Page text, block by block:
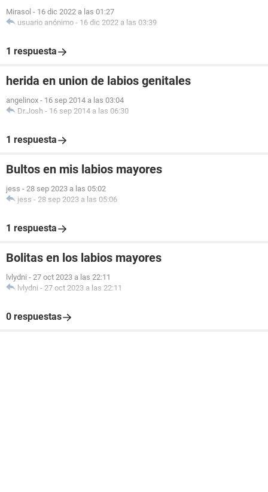
Mirasol - 16 dic 2022 a las 01:27
usuario anónimo - 16 dic 2022 a las 03:39
1 respuesta
herida en union de labios genitales
angelinox - 16 sep 2014 a las 03:04
Dr.Josh - 16 sep 2014 a las 06:30
1 respuesta
Bultos en mis labios mayores
jess - 28 sep 2023 a las 05:02
jess - 28 sep 2023 a las 05:06
1 respuesta
Bolitas en los labios mayores
lvlydni - 27 oct 2023 a las 22:11
lvlydni - 27 oct 2023 a las 22:11
0 respuestas